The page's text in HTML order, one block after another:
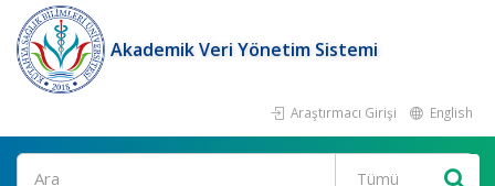
Akademik Veri Yönetim Sistemi
Araştırmacı Girişi English
Ara